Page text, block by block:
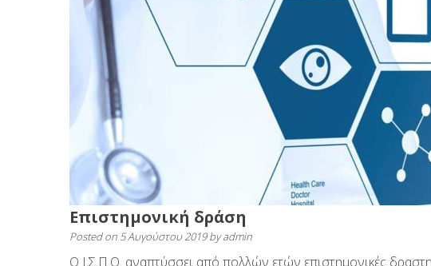
Επιστημονική δράση
Posted on 5 Αυγούστου 2019byadmin
Ο Ι.Σ.Π.Ο. αναπτύσσει από πολλών ετών επιστημονικές